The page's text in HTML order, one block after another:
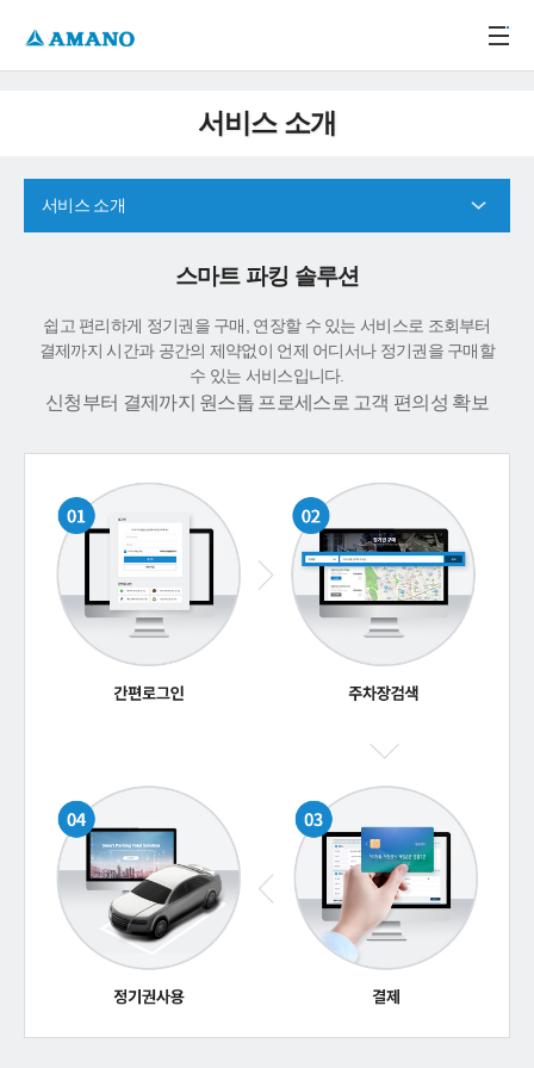
서비스 소개
서비스 소개
스마트 파킹 솔루션
쉽고 편리하게 정기권을 구매, 연장할 수 있는 서비스로 조회부터
결제까지 시간과 공간의 제약없이 언제 어디서나 정기권을 구매할
수 있는 서비스입니다.
신청부터 결제까지 원스톱 프로세스로 고객 편의성 확보